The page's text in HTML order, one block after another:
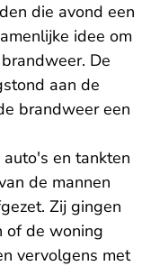
die avond een
idee om
De
aan de
brandweer een
en tankten
de mannen
Zij gingen
of de woning
vervolgens met